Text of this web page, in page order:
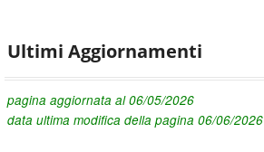
Ultimi Aggiornamenti
pagina aggiornata al 06/05/2026
data ultima modifica della pagina 06/06/2026